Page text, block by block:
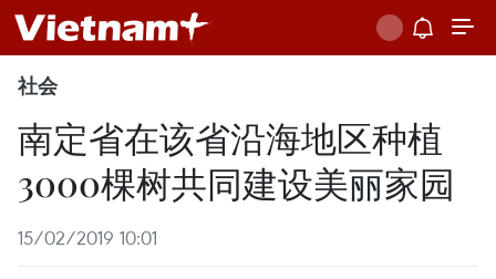
社会
南定省在该省沿海地区种植
3000棵树共同建设美丽家园
15/02/2019 10:01